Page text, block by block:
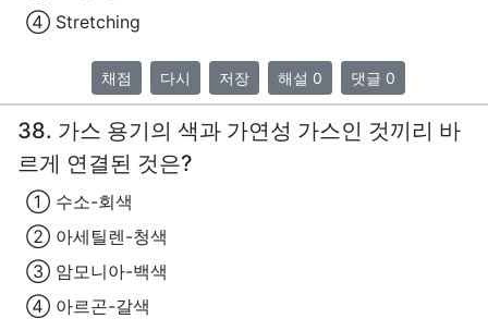
④ Stretching
채점 다시 저장 해설 0 댓글 0
38. 가스 용기의 색과 가연성 가스인 것끼리 바
르게 연결된 것은?
① 수소-회색
② 아세틸렌-청색
③ 암모니아-백색
④ 아르곤-갈색